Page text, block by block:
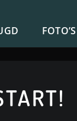
FOTO’S